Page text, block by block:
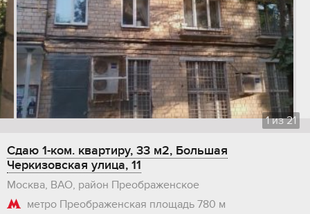
1из21
Сдаю 1-ком. квартиру, 33 м2, Большая
Черкизовская улица, 11
Москва, ВАО, район Преображенское
метро Преображенская площадь 780 м